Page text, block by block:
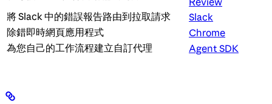
將 Slack 中的錯誤報告路由到拉取請求
Slack
除錯即時網頁應用程式
Chrome
為您自己的工作流程建立自訂代理
Agent SDK